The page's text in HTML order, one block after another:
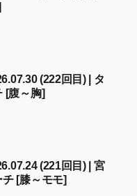
(222回目) | タ
[腹～胸]
(221回目) | 宮
[膝～モモ]